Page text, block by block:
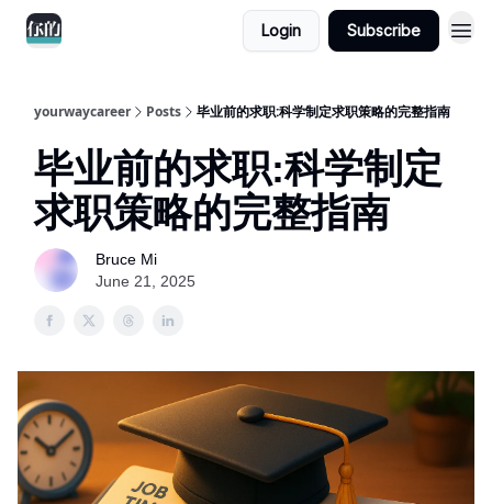
Login Subscribe
yourwaycareer Posts 毕业前的求职:科学制定求职策略的完整指南
毕业前的求职:科学制定
求职策略的完整指南
Bruce Mi
June 21, 2025